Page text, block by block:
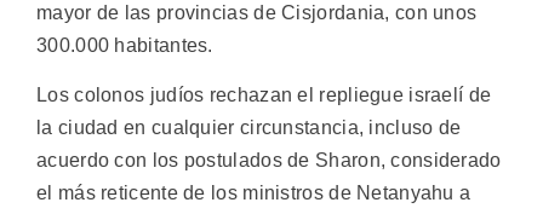
mayor de las provincias de Cisjordania, con unos
300.000 habitantes.
Los colonos judíos rechazan el repliegue israelí de
la ciudad en cualquier circunstancia, incluso de
acuerdo con los postulados de Sharon, considerado
el más reticente de los ministros de Netanyahu a